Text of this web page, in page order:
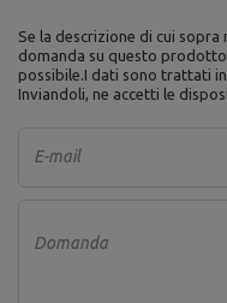
Se la descrizione di cui
domanda su questo
possibile.I dati sono trattati
Inviandoli, ne accetti le
E-mail
Domanda